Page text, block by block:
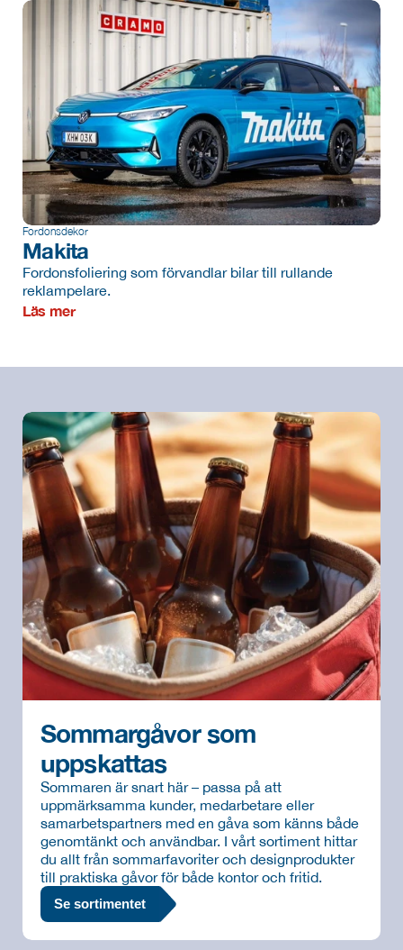
Fordonsdekor
Makita
Fordonsfoliering som förvandlar bilar till rullande
reklampelare.
Läs mer
Sommargåvor som
uppskattas
Sommaren är snart här – passa på att
uppmärksamma kunder, medarbetare eller
samarbetspartners med en gåva som känns både
genomtänkt och användbar. I vårt sortiment hittar
du allt från sommarfavoriter och designprodukter
till praktiska gåvor för både kontor och fritid.
Se sortimentet